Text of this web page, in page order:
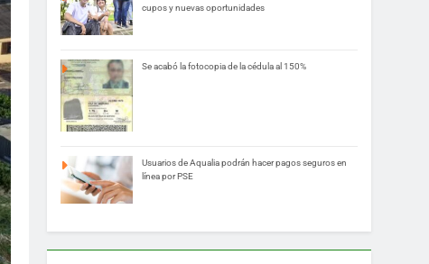
cupos y nuevas oportunidades
Se acabó la fotocopia de la cédula al 150%
Usuarios de Aqualia podrán hacer pagos seguros en
línea por PSE